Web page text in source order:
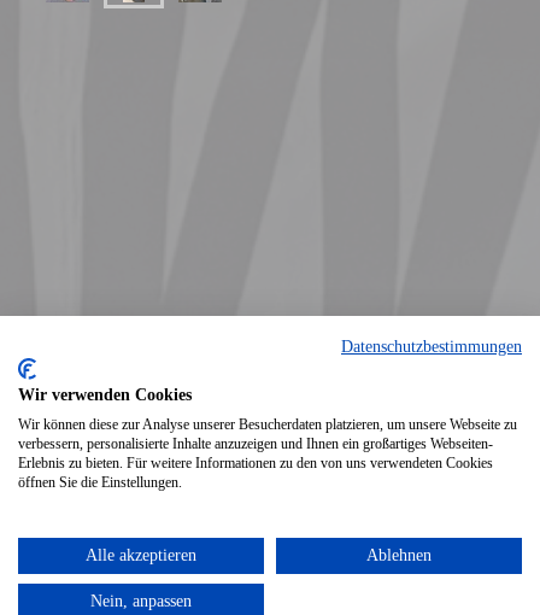
Druckversion| Sitemap
© Arbeiterwohlfahrt Ortsverein
Polch e.V.
Login
Datenschutzbestimmungen
Wir verwenden Cookies
Wir können diese zur Analyse unserer Besucherdaten platzieren, um unsere Webseite zu
verbessern, personalisierte Inhalte anzuzeigen und Ihnen ein großartiges Webseiten-
Erlebnis zu bieten. Für weitere Informationen zu den von uns verwendeten Cookies
öffnen Sie die Einstellungen.
Alle akzeptieren Ablehnen
Nein, anpassen